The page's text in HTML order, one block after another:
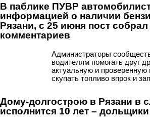
В паблике ПУВР
информацией о наличии
Рязани, с 25 июня пост
комментариев
Администраторы
водителям помогать друг
актуальную и
скупать топливо впрок и
Дому-долгострою в Рязани в
исполнится 10 лет – дольщики